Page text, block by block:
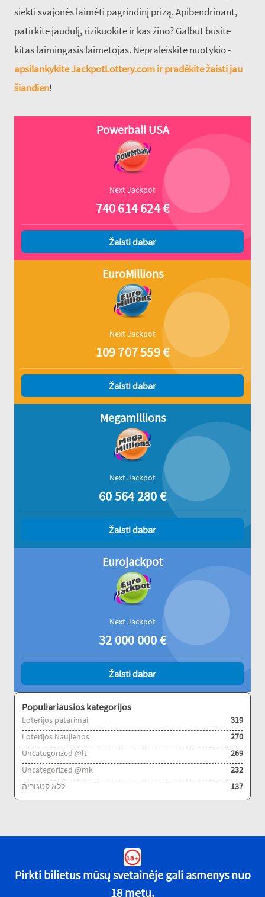
siekti svajonės laimėti pagrindinį prizą. Apibendrinant,
patirkite jaudulį, rizikuokite ir kas žino? Galbūt būsite
kitas laimingasis laimėtojas. Nepraleiskite nuotykio -
apsilankykite JackpotLottery.com ir pradėkite žaisti jau
šiandien!
Powerball USA
Next Jackpot
740 614 624€
Žaisti dabar
EuroMillions
Next Jackpot
109 707 559€
Žaisti dabar
Megamillions
Next Jackpot
60 564 280€
Žaisti dabar
Eurojackpot
Next Jackpot
32 000 000€
Žaisti dabar
Populiariausios kategorijos
Loterijos patarimai
319
Loterijos Naujienos
270
Uncategorized @lt
269
Uncategorized @mk
232
ללא קטגוריה
137
Pirkti bilietus mūsų svetainėje gali asmenys nuo
18 metų.